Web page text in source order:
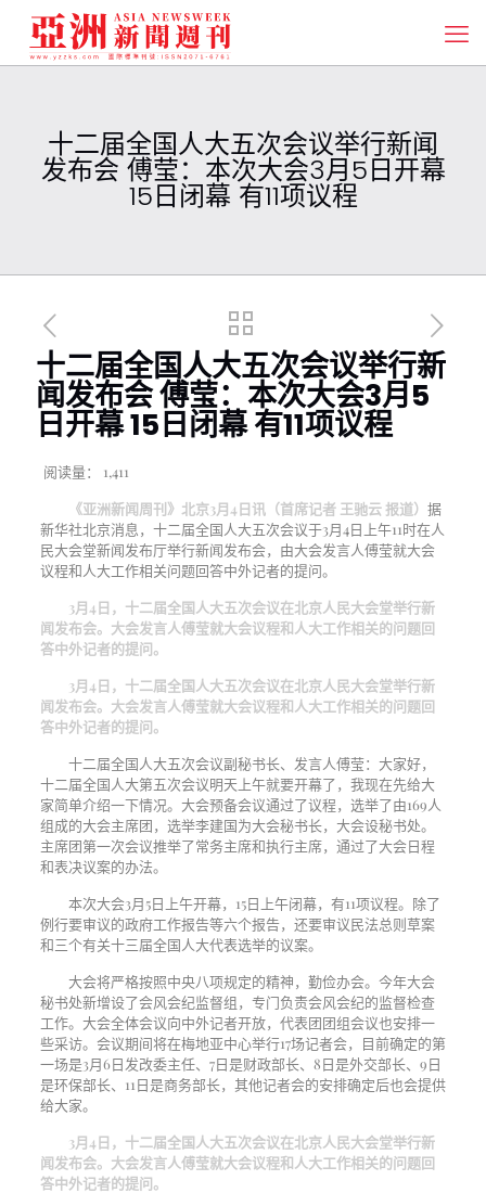
十二届全国人大五次会议举行新闻
发布会 傅莹：本次大会3月5日开幕
15日闭幕 有11项议程
十二届全国人大五次会议举行新
闻发布会 傅莹：本次大会3月5
日开幕 15日闭幕 有11项议程
阅读量：
1,411
《亚洲新闻周刊》北京3月4日讯（首席记者 王驰云 报道） 据
新华社北京消息，十二届全国人大五次会议于3月4日上午11时在人
民大会堂新闻发布厅举行新闻发布会，由大会发言人傅莹就大会
议程和人大工作相关问题回答中外记者的提问。
3月4日，十二届全国人大五次会议在北京人民大会堂举行新
闻发布会。大会发言人傅莹就大会议程和人大工作相关的问题回
答中外记者的提问。
3月4日，十二届全国人大五次会议在北京人民大会堂举行新
闻发布会。大会发言人傅莹就大会议程和人大工作相关的问题回
答中外记者的提问。
十二届全国人大五次会议副秘书长、发言人傅莹：大家好，
十二届全国人大第五次会议明天上午就要开幕了，我现在先给大
家简单介绍一下情况。大会预备会议通过了议程，选举了由169人
组成的大会主席团，选举李建国为大会秘书长，大会设秘书处。
主席团第一次会议推举了常务主席和执行主席，通过了大会日程
和表决议案的办法。
本次大会3月5日上午开幕，15日上午闭幕，有11项议程。除了
例行要审议的政府工作报告等六个报告，还要审议民法总则草案
和三个有关十三届全国人大代表选举的议案。
大会将严格按照中央八项规定的精神，勤俭办会。今年大会
秘书处新增设了会风会纪监督组，专门负责会风会纪的监督检查
工作。大会全体会议向中外记者开放，代表团团组会议也安排一
些采访。会议期间将在梅地亚中心举行17场记者会，目前确定的第
一场是3月6日发改委主任、7日是财政部长、8日是外交部长、9日
是环保部长、11日是商务部长，其他记者会的安排确定后也会提供
给大家。
3月4日，十二届全国人大五次会议在北京人民大会堂举行新
闻发布会。大会发言人傅莹就大会议程和人大工作相关的问题回
答中外记者的提问。